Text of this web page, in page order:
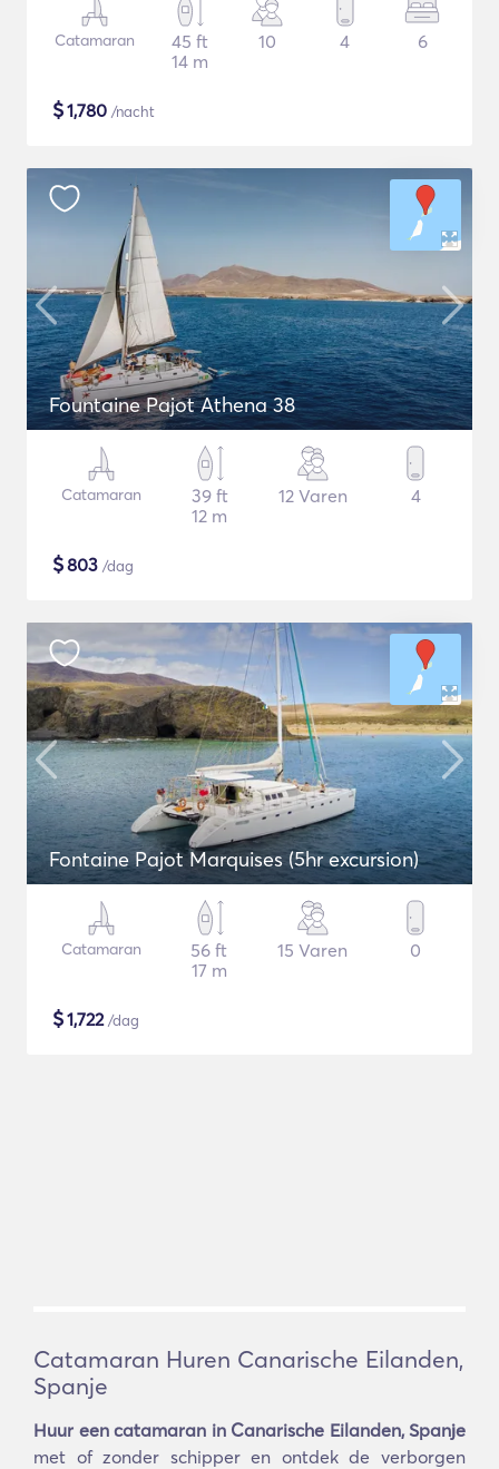
Catamaran
45 ft
14 m
10 4 6
$1,780 /nacht
Fountaine Pajot Athena 38
Catamaran
39 ft
12 m
12 Varen 4
$803 /dag
Fontaine Pajot Marquises (5hr excursion)
Catamaran
56 ft
17 m
15 Varen 0
$1,722/dag
Catamaran Huren Canarische Eilanden,
Spanje
Huur een catamaran in Canarische Eilanden, Spanje
met of zonder schipper en ontdek de verborgen